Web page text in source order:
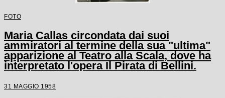
FOTO
Maria Callas circondata dai suoi
ammiratori al termine della sua "ultima"
apparizione al Teatro alla Scala, dove ha
interpretato l'opera Il Pirata di Bellini.
31 MAGGIO 1958